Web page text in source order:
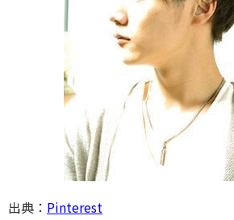
出典： Pinterest